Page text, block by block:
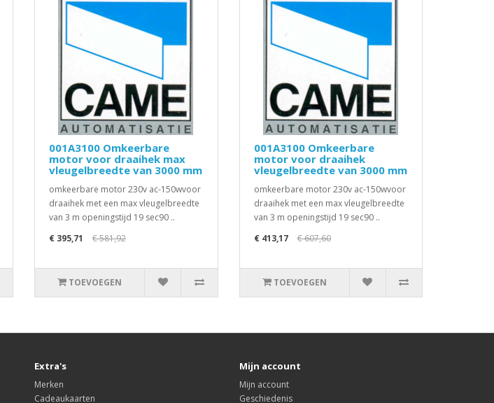
001A3100 Omkeerbare
motor voor draaihek max
vleugelbreedte van 3000 mm
omkeerbare motor 230v ac-150wvoor
draaihek met een max vleugelbreedte
van 3 m openingstijd 19 sec90 ..
€ 395,71
€ 581,92
TOEVOEGEN
001A3100 Omkeerbare
motor voor draaihek
vleugelbreedte van 3000 mm
omkeerbare motor 230v ac-150wvoor
draaihek met een max vleugelbreedte
van 3 m openingstijd 19 sec90 ..
€ 413,17
€ 607,60
TOEVOEGEN
Extra's
Merken
Cadeaukaarten
Mijn account
Mijn account
Geschiedenis